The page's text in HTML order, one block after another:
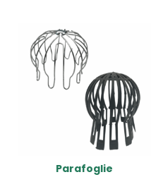
Parafoglie